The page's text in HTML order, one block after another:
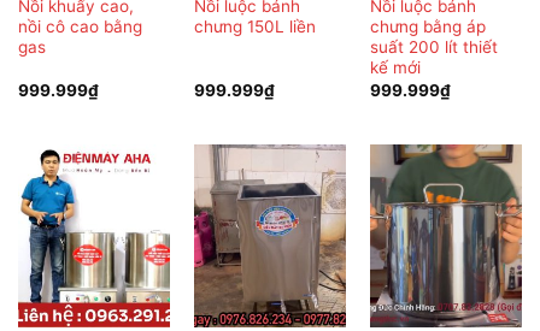
Nồi khuấy cao,
nồi cô cao bằng
gas
999.999₫
Nồi luộc bánh
chưng 150L liền
999.999₫
Nồi luộc bánh
chưng bằng áp
suất 200 lít thiết
kế mới
999.999₫